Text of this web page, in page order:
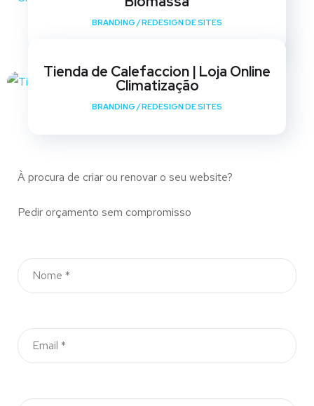
BRANDING /REDESIGN DE SITES
Tienda de Calefaccion | Loja Online
Climatização
BRANDING /REDESIGN DE SITES
À procura de criar ou renovar o seu website?
Pedir orçamento sem compromisso